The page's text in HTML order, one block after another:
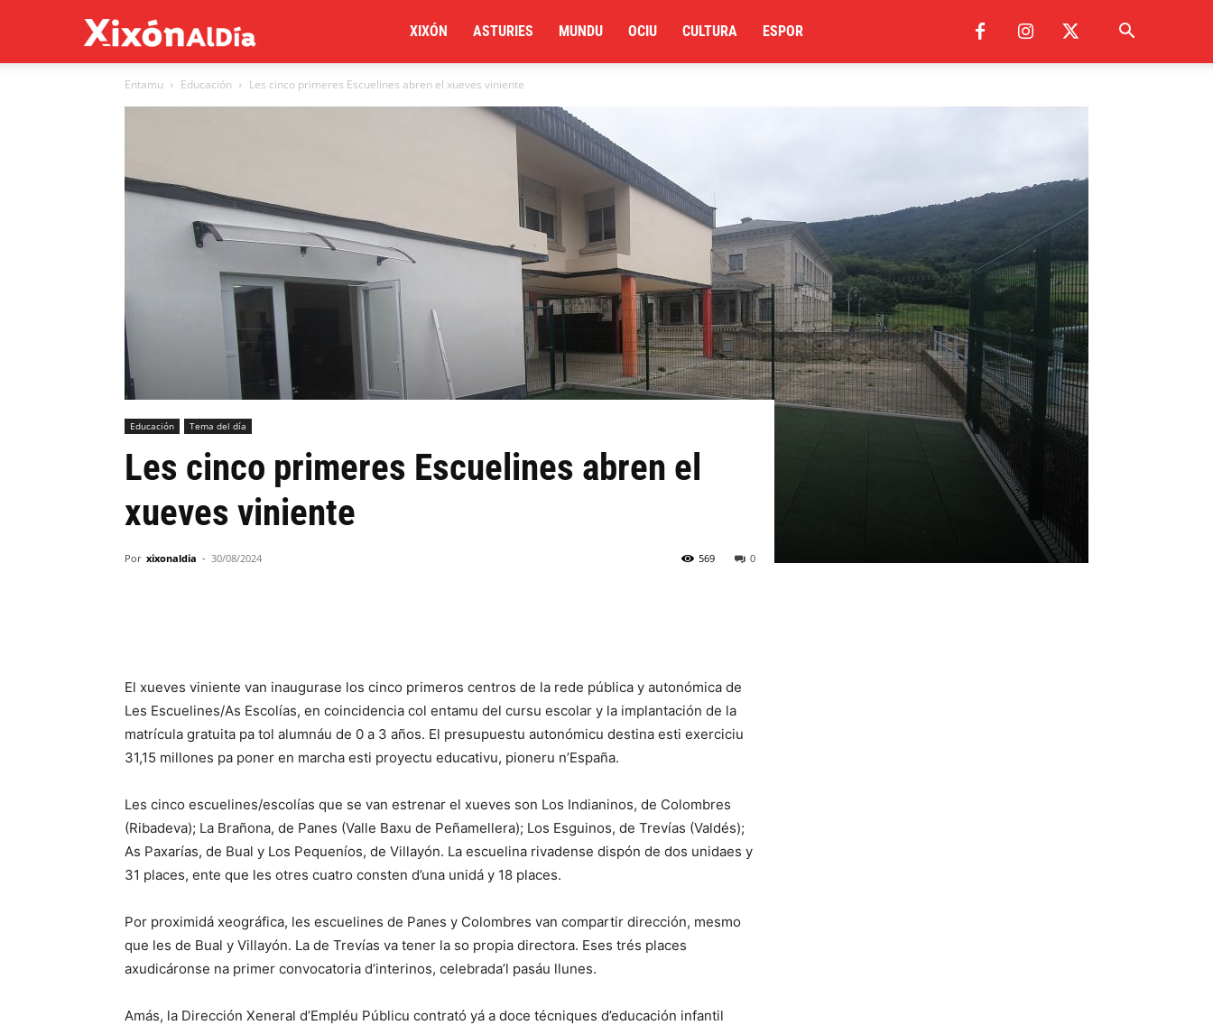
al
XIXÓN ASTURIES MUNDU OCIU CULTURA ESPOR
Entamu Educación Les cinco primeres Escuelines abren el xueves viniente
Educación Tema del día
Les cinco primeres Escuelines abren el
xueves viniente
Por xixonaldia - 30/08/2024 0
569
El xueves viniente van inaugurase los cinco primeros centros de la rede pública y autonómica de
Les Escuelines/As Escolías, en coincidencia col entamu del cursu escolar y la implantación de la
matrícula gratuita pa tol alumnáu de 0 a 3 años. El presupuestu autonómicu destina esti exerciciu
31,15 millones pa poner en marcha esti proyectu educativu, pioneru n’España.
Les cinco escuelines/escolías que se van estrenar el xueves son Los Indianinos, de Colombres
(Ribadeva); La Brañona, de Panes (Valle Baxu de Peñamellera); Los Esguinos, de Trevías (Valdés);
As Paxarías, de Bual y Los Pequeníos, de Villayón. La escuelina rivadense dispón de dos unidaes y
31 places, ente que les otres cuatro consten d’una unidá y 18 places.
Por proximidá xeográfica, les escuelines de Panes y Colombres van compartir dirección, mesmo
que les de Bual y Villayón. La de Trevías va tener la so propia directora. Eses trés places
axudicáronse na primer convocatoria d’interinos, celebrada’l pasáu llunes.
Amás, la Dirección Xeneral d’Empléu Públicu contrató yá a doce técniques d’educación infantil